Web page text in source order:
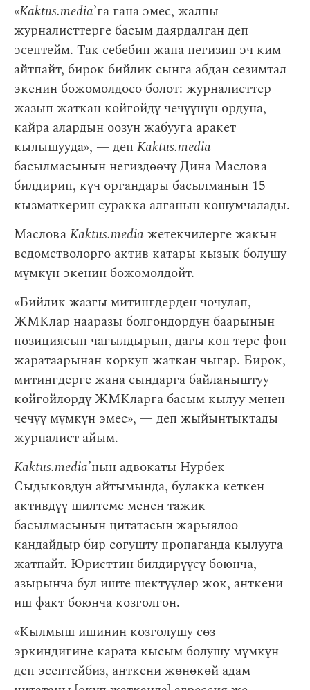
«Kaktus.media’га гана эмес, жалпы
журналисттерге басым даярдалган деп
эсептейм. Так себебин жана негизин эч ким
айтпайт, бирок бийлик сынга абдан сезимтал
экенин божомолдосо болот: журналисттер
жазып жаткан көйгөйдү чечүүнүн ордуна,
кайра алардын оозун жабууга аракет
кылышууда», — деп Kaktus.media
басылмасынын негиздөөчү Дина Маслова
билдирип, күч органдары басылманын 15
кызматкерин суракка алганын кошумчалады.
МасловаKaktus.media жетекчилерге жакын
ведомстволорго актив катары кызык болушу
мүмкүн экенин божомолдойт.
«Бийлик жазгы митингдерден чочулап,
ЖМКлар нааразы болгондордун баарынын
позициясын чагылдырып, дагы көп терс фон
жаратаарынан коркуп жаткан чыгар. Бирок,
митингдерге жана сындарга байланыштуу
көйгөйлөрдү ЖМКларга басым кылуу менен
чечүү мүмкүн эмес», — деп жыйынтыктады
журналист айым.
Kaktus.media’нын адвокаты Нурбек
Сыдыковдун айтымында, булакка кеткен
активдүү шилтеме менен тажик
басылмасынын цитатасын жарыялоо
кандайдыр бир согушту пропаганда кылууга
жатпайт. Юристтин билдирүүсү боюнча,
азырынча бул иште шектүүлөр жок, анткени
иш факт боюнча козголгон.
«Кылмыш ишинин козголушу сөз
эркиндигине карата кысым болушу мүмкүн
деп эсептейбиз, анткени жөнөкөй адам